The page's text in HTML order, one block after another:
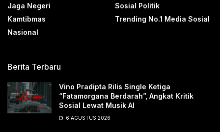
Jaga Negeri
Kamtibmas
Nasional
Sosial Politik
Trending No.1 Media Sosial
Berita Terbaru
Vino Pradipta Rilis Single Ketiga
“Fatamorgana Berdarah”, Angkat Kritik
Sosial Lewat Musik AI
6 AGUSTUS 2026